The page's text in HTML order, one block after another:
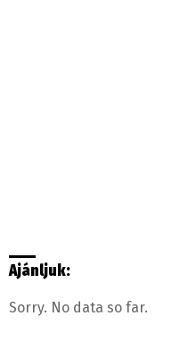
Ajánljuk:
Sorry. No data so far.